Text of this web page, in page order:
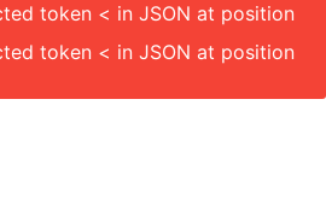
token < in JSON at position
token < in JSON at position